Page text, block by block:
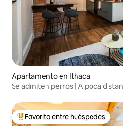
Apartamento en Ithaca
Se admiten perros | A poca
Favorito entre huéspedes
Favorito entre huéspedes